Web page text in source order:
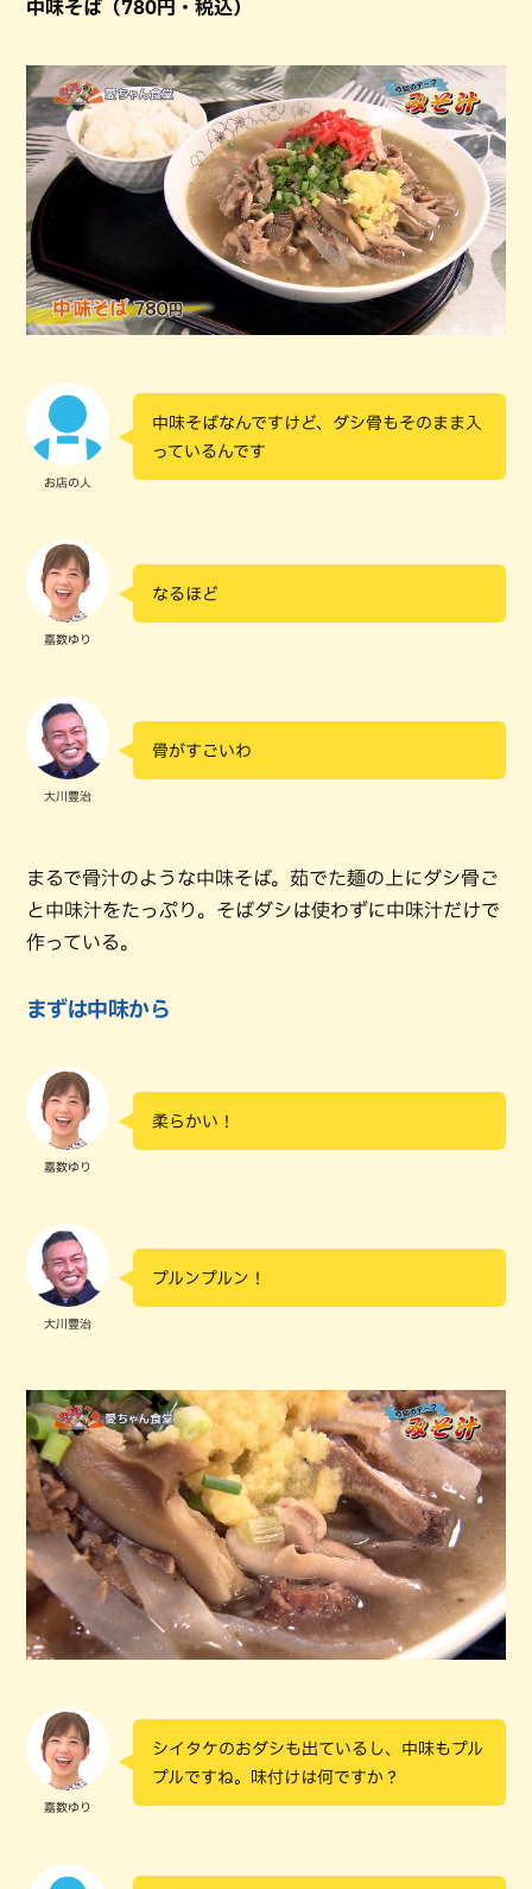
中味そば（780円・税込）
お店の人
中味そばなんですけど、ダシ骨もそのまま入
っているんです
嘉数ゆり
なるほど
大川豊治
骨がすごいわ
まるで骨汁のような中味そば。茹でた麺の上にダシ骨ご
と中味汁をたっぷり。そばダシは使わずに中味汁だけで
作っている。
まずは中味から
嘉数ゆり
柔らかい！
大川豊治
プルンプルン！
嘉数ゆり
シイタケのおダシも出ているし、中味もプル
プルですね。味付けは何ですか？